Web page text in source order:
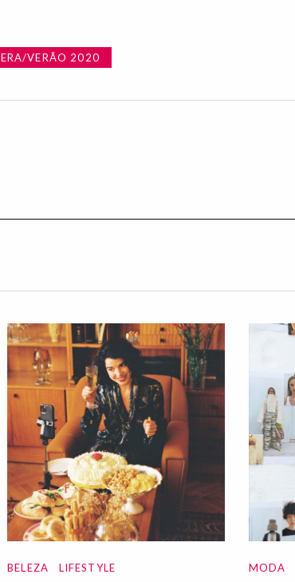
VERÃO 2020
BELEZA LIFESTYLE MODA